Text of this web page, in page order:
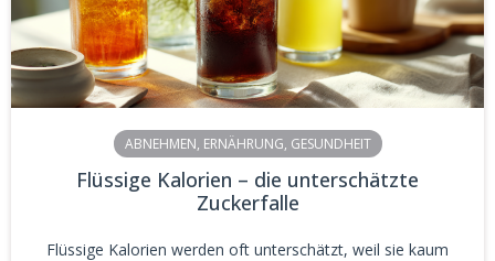
ABNEHMEN, ERNÄHRUNG, GESUNDHEIT
Flüssige Kalorien – die unterschätzte
Zuckerfalle
Flüssige Kalorien werden oft unterschätzt, weil sie kaum